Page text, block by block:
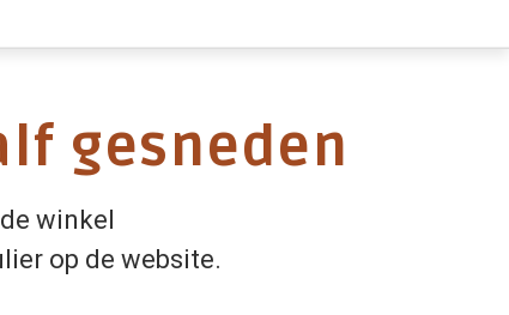
gesneden
winkel
op de website.